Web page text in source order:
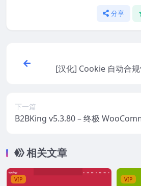
分享
[汉化] Cookie 自动合
下一篇
B2BKing v5.3.80 – 终极
相关文章
VIP VIP